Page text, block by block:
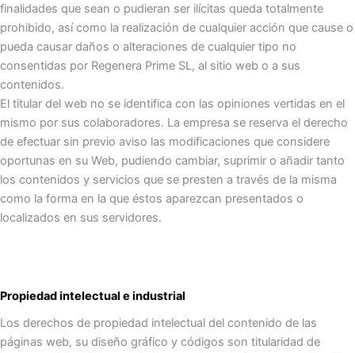
finalidades que sean o pudieran ser ilícitas queda totalmente
prohibido, así como la realización de cualquier acción que cause o
pueda causar daños o alteraciones de cualquier tipo no
consentidas por Regenera Prime SL, al sitio web o a sus
contenidos.
El titular del web no se identifica con las opiniones vertidas en el
mismo por sus colaboradores. La empresa se reserva el derecho
de efectuar sin previo aviso las modificaciones que considere
oportunas en su Web, pudiendo cambiar, suprimir o añadir tanto
los contenidos y servicios que se presten a través de la misma
como la forma en la que éstos aparezcan presentados o
localizados en sus servidores.
Propiedad intelectual e industrial
Los derechos de propiedad intelectual del contenido de las
páginas web, su diseño gráfico y códigos son titularidad de